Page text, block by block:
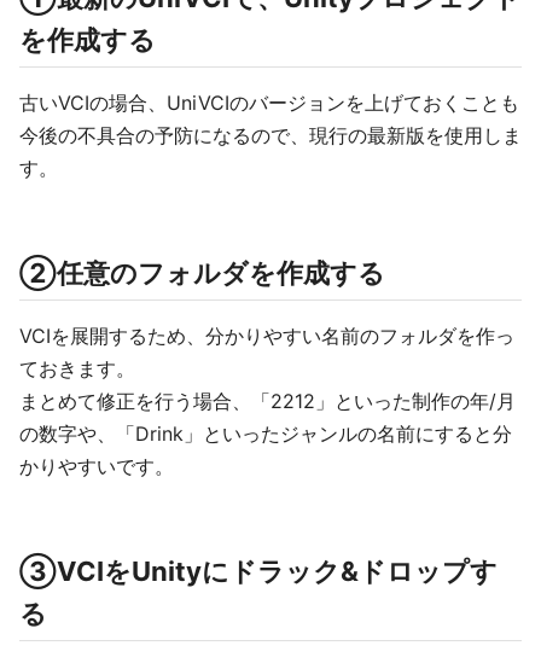
を作成する
古いVCIの場合、UniVCIのバージョンを上げておくことも
今後の不具合の予防になるので、現行の最新版を使用しま
す。
②任意のフォルダを作成する
VCIを展開するため、分かりやすい名前のフォルダを作っ
ておきます。
まとめて修正を行う場合、「2212」といった制作の年/月
の数字や、「Drink」といったジャンルの名前にすると分
かりやすいです。
③VCIをUnityにドラック&ドロップす
る